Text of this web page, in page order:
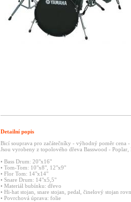
Detailní popis
Bicí souprava pro začátečníky - výhodný poměr cena
Jsou vyrobeny z topolového dřeva Basswood -
• Bass Drum: 20"x16"
• Tom-Tom: 10"x8", 12"x9"
• Flor Tom: 14"x14"
• Snare Drum: 14"x5,5"
• Materiál bubínku: dřevo
• Hi-hat stojan, snare stojan, pedal, činelový stojan
• Povrchová úprava: folie